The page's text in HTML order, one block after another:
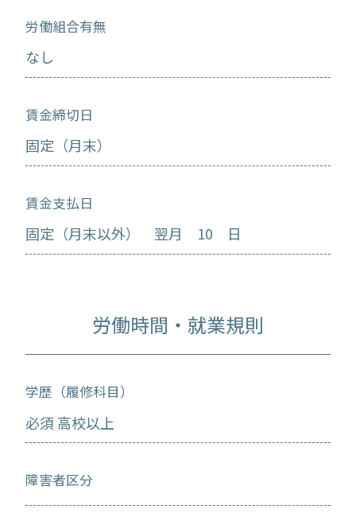
労働組合有無
なし
賃金締切日
固定（月末）
賃金支払日
固定（月末以外） 翌月 10 日
労働時間・就業規則
学歴（履修科目）
必須 高校以上
障害者区分